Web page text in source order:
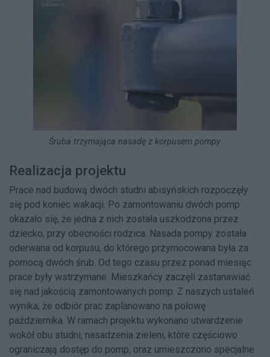
Śruba trzymająca nasadę z korpusem pompy
Realizacja projektu
Prace nad budową dwóch studni abisyńskich rozpoczęły
się pod koniec wakacji. Po zamontowaniu dwóch pomp
okazało się, że jedna z nich została uszkodzona przez
dziecko, przy obecności rodzica. Nasada pompy została
oderwana od korpusu, do którego przymocowana była za
pomocą dwóch śrub. Od tego czasu przez ponad miesiąc
prace były wstrzymane. Mieszkańcy zaczęli zastanawiać
się nad jakością zamontowanych pomp. Z naszych ustaleń
wynika, że odbiór prac zaplanowano na połowę
października. W ramach projektu wykonano utwardzenie
wokół obu studni, nasadzenia zieleni, które częściowo
ograniczają dostęp do pomp, oraz umieszczono specjalne